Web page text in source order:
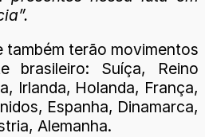
também terão movimentos
brasileiro: Suíça, Reino
Irlanda, Holanda, França,
Espanha, Dinamarca,
Alemanha.